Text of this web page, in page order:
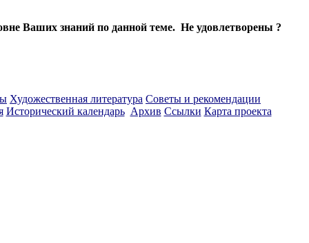
Ваших знаний по данной теме. Не удовлетворены ?
Художественная литература Советы и рекомендации
Исторический календарь Архив Ссылки Карта проекта